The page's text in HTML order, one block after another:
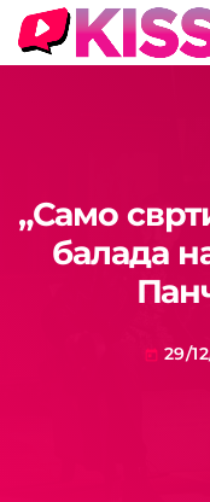
„Само
балада
today 29/